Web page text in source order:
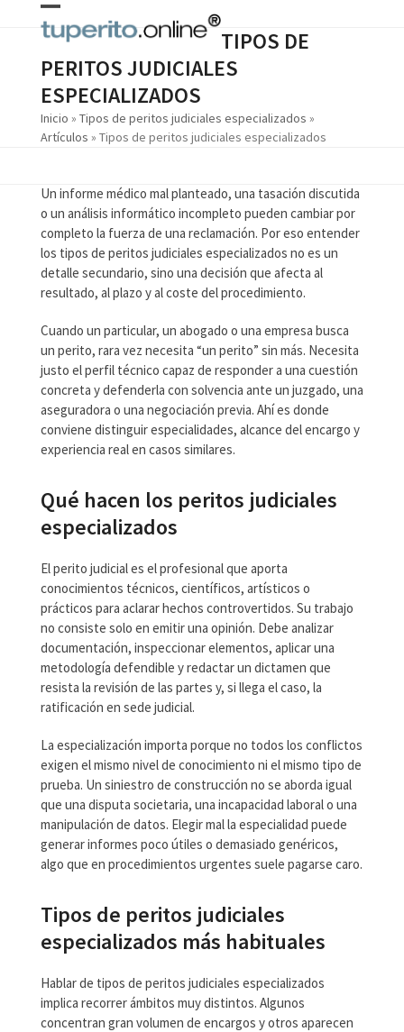
Open
mobile
menu
Close
mobile
menu
TIPOS DE
PERITOS JUDICIALES
ESPECIALIZADOS
Inicio » Tipos de peritos judiciales especializados »
Artículos » Tipos de peritos judiciales especializados
Un informe médico mal planteado, una tasación discutida
o un análisis informático incompleto pueden cambiar por
completo la fuerza de una reclamación. Por eso entender
los tipos de peritos judiciales especializados no es un
detalle secundario, sino una decisión que afecta al
resultado, al plazo y al coste del procedimiento.
Cuando un particular, un abogado o una empresa busca
un perito, rara vez necesita “un perito” sin más. Necesita
justo el perfil técnico capaz de responder a una cuestión
concreta y defenderla con solvencia ante un juzgado, una
aseguradora o una negociación previa. Ahí es donde
conviene distinguir especialidades, alcance del encargo y
experiencia real en casos similares.
Qué hacen los peritos judiciales
especializados
El perito judicial es el profesional que aporta
conocimientos técnicos, científicos, artísticos o
prácticos para aclarar hechos controvertidos. Su trabajo
no consiste solo en emitir una opinión. Debe analizar
documentación, inspeccionar elementos, aplicar una
metodología defendible y redactar un dictamen que
resista la revisión de las partes y, si llega el caso, la
ratificación en sede judicial.
La especialización importa porque no todos los conflictos
exigen el mismo nivel de conocimiento ni el mismo tipo de
prueba. Un siniestro de construcción no se aborda igual
que una disputa societaria, una incapacidad laboral o una
manipulación de datos. Elegir mal la especialidad puede
generar informes poco útiles o demasiado genéricos,
algo que en procedimientos urgentes suele pagarse caro.
Tipos de peritos judiciales
especializados más habituales
Hablar de tipos de peritos judiciales especializados
implica recorrer ámbitos muy distintos. Algunos
concentran gran volumen de encargos y otros aparecen